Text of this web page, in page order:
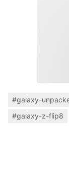
#galaxy-
#galaxy-z-flip8